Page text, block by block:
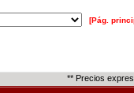
[Pág.
** Precios